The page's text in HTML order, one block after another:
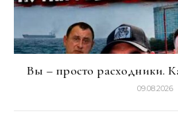
Вы – просто расходники.
09.08.2026